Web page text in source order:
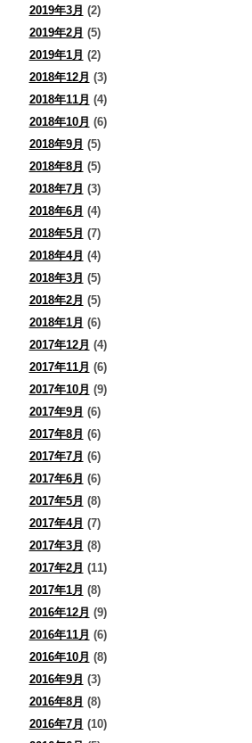
2019年3月 (2)
2019年2月 (5)
2019年1月 (2)
2018年12月 (3)
2018年11月 (4)
2018年10月 (6)
2018年9月 (5)
2018年8月 (5)
2018年7月 (3)
2018年6月 (4)
2018年5月 (7)
2018年4月 (4)
2018年3月 (5)
2018年2月 (5)
2018年1月 (6)
2017年12月 (4)
2017年11月 (6)
2017年10月 (9)
2017年9月 (6)
2017年8月 (6)
2017年7月 (6)
2017年6月 (6)
2017年5月 (8)
2017年4月 (7)
2017年3月 (8)
2017年2月 (11)
2017年1月 (8)
2016年12月 (9)
2016年11月 (6)
2016年10月 (8)
2016年9月 (3)
2016年8月 (8)
2016年7月 (10)